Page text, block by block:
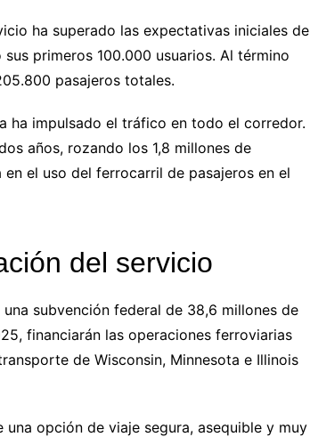
ha superado las expectativas iniciales de
primeros 100.000 usuarios. Al término
pasajeros totales.
ha impulsado el tráfico en todo el corredor.
años, rozando los 1,8 millones de
el uso del ferrocarril de pasajeros en el
del servicio
subvención federal de 38,6 millones de
financiarán las operaciones ferroviarias
de Wisconsin, Minnesota e Illinois
opción de viaje segura, asequible y muy